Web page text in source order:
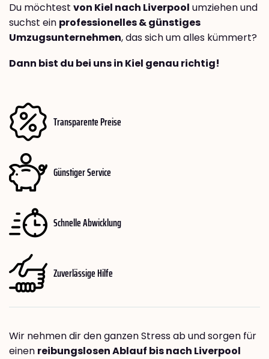
Du möchtest von Kiel nach Liverpool umziehen und
suchst ein professionelles & günstiges
Umzugsunternehmen, das sich um alles kümmert?
Dann bist du bei uns in Kiel genau richtig!
Transparente Preise
Günstiger Service
Schnelle Abwicklung
Zuverlässige Hilfe
Wir nehmen dir den ganzen Stress ab und sorgen für
einen reibungslosen Ablauf bis nach Liverpool